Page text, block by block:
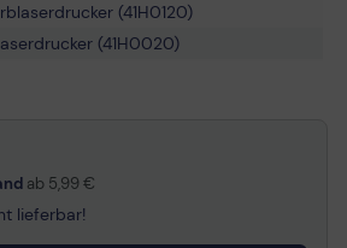
(41H0120)
(41H0020)
ab 5,99 €
lieferbar!